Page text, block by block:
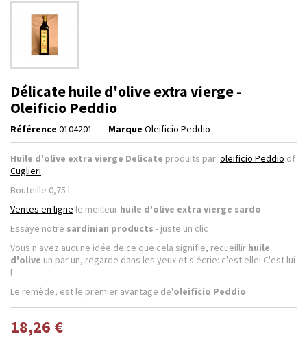
Délicate huile d'olive extra vierge -
Oleificio Peddio
Référence 0104201 Marque Oleificio Peddio
Huile d'olive extra vierge Delicate produits par 'oleificio Peddio of
Cuglieri
Bouteille 0,75 l
Ventes en ligne le meilleur huile d'olive extra vierge sardo
Essaye notre sardinian products - juste un clic
Vous n'avez aucune idée de ce que cela signifie, recueillir huile
d'olive un par un, regarde dans les yeux et s'écrie: c'est elle! C'est lui
!
Le remède, est le premier avantage de'oleificio Peddio
18,26 €